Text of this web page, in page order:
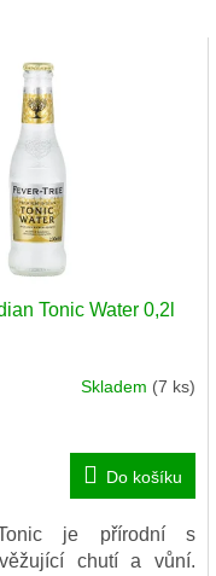
Tonic Water 0,2l
Skladem (7 ks)
Do košíku
Tonic je přírodní s
chutí a vůní.